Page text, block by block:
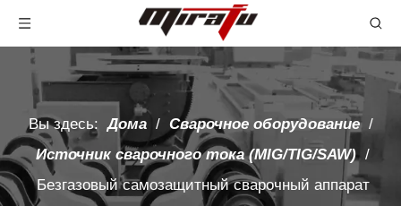
Вы здесь: Дома / Сварочное оборудование /
Источник сварочного тока (MIG/TIG/SAW) /
Безгазовый самозащитный сварочный аппарат